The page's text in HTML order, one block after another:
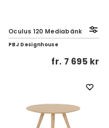
Oculus 120 Mediabänk
PBJ Designhouse
fr. 7 695 kr